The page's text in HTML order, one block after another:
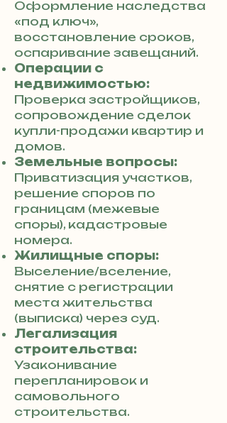
Оформление наследства
«под ключ»,
восстановление сроков,
оспаривание завещаний.
Операции с
недвижимостью:
Проверка застройщиков,
сопровождение сделок
купли-продажи квартир и
домов.
Земельные вопросы:
Приватизация участков,
решение споров по
границам (межевые
споры), кадастровые
номера.
Жилищные споры:
Выселение/вселение,
снятие с регистрации
места жительства
(выписка) через суд.
Легализация
строительства:
Узаконивание
перепланировок и
самовольного
строительства.